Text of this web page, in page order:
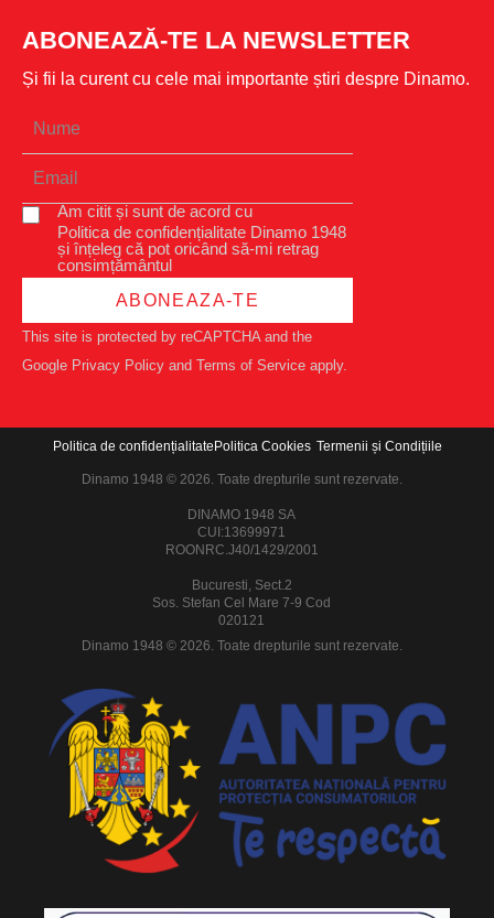
ABONEAZĂ-TE LA NEWSLETTER
Și fii la curent cu cele mai importante știri despre Dinamo.
Am citit și sunt de acord cu
Politica de confidențialitate Dinamo 1948
și înțeleg că pot oricând să-mi retrag
consimțământul
ABONEAZA-TE
This site is protected by reCAPTCHA and the
Google Privacy Policy and Terms of Service apply.
Politica de confidențialitate Politica Cookies Termenii și Condițiile
Dinamo 1948 © 2026. Toate drepturile sunt rezervate.
DINAMO 1948 SA
CUI:13699971
ROONRC.J40/1429/2001
Bucuresti, Sect.2
Sos. Stefan Cel Mare 7-9 Cod
020121
Dinamo 1948 © 2026. Toate drepturile sunt rezervate.